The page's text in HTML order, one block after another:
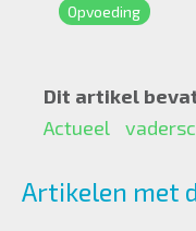
Opvoeding
Dit artikel
Actueel
Artikelen met